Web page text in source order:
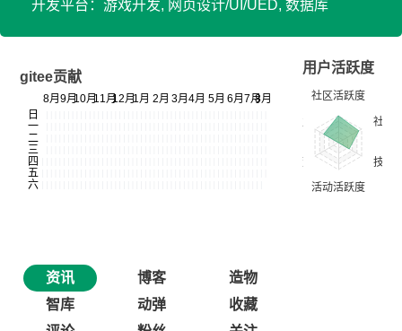
开发平台：游戏开发, 网页设计/UI/UED, 数据库
gitee贡献
用户活跃度
资讯 博客
造物
智库
动弹
收藏